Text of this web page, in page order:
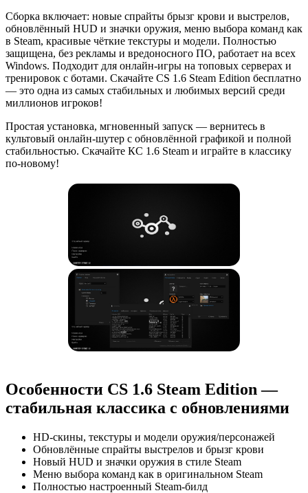
Сборка включает: новые спрайты брызг крови и выстрелов,
обновлённый HUD и значки оружия, меню выбора команд как
в Steam, красивые чёткие текстуры и модели. Полностью
защищена, без рекламы и вредоносного ПО, работает на всех
Windows. Подходит для онлайн-игры на топовых серверах и
тренировок с ботами. Скачайте CS 1.6 Steam Edition бесплатно
— это одна из самых стабильных и любимых версий среди
миллионов игроков!
Простая установка, мгновенный запуск — вернитесь в
культовый онлайн-шутер с обновлённой графикой и полной
стабильностью. Скачайте КС 1.6 Steam и играйте в классику
по-новому!
Особенности CS 1.6 Steam Edition —
стабильная классика с обновлениями
HD-скины, текстуры и модели оружия/персонажей
Обновлённые спрайты выстрелов и брызг крови
Новый HUD и значки оружия в стиле Steam
Меню выбора команд как в оригинальном Steam
Полностью настроенный Steam-билд